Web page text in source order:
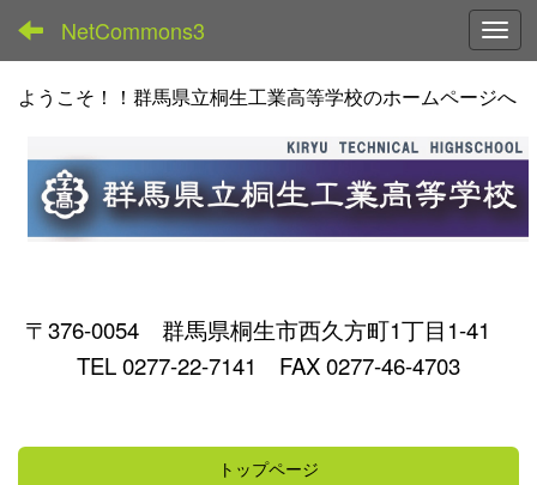
NetCommons3
ようこそ！！群馬県立桐生工業高等学校のホームページへ
〒376-0054 群馬県桐生市西久方町1丁目1-41
TEL 0277-22-7141 FAX 0277-46-4703
トップページ